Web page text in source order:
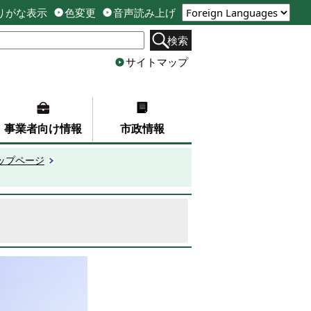
がな表示 色変更
音声読み上げ
検索
サイトマップ
事業者向け情報 市政情報
プページ